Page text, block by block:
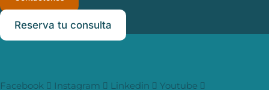
Reserva tu consulta
Facebook Instagram Linkedin Youtube